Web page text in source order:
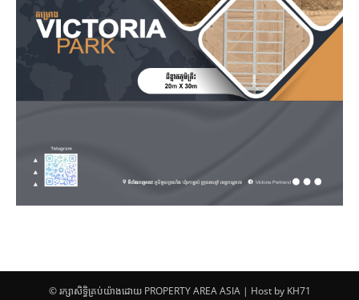
© រក្សាសិទ្ធិគ្រប់យ៉ាងដោយ PROPERTY AREA ASIA | Host by KH71